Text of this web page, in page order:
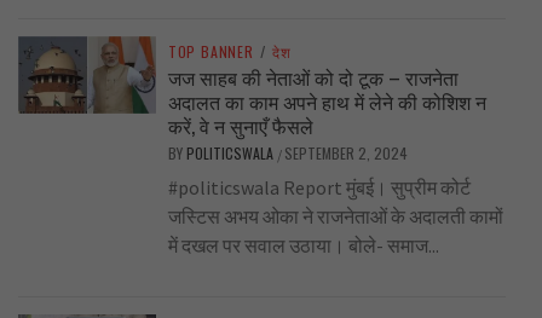
TOP BANNER / देश
जज साहब की नेताओं को दो टूक – राजनेता
अदालत का काम अपने हाथ में लेने की कोशिश न
करें, वे न सुनाएँ फैसले
BY POLITICSWALA / SEPTEMBER 2, 2024
#politicswala Report मुंबई। सुप्रीम कोर्ट
जस्टिस अभय ओका ने राजनेताओं के अदालती कामों
में दखल पर सवाल उठाया। बोले- समाज...